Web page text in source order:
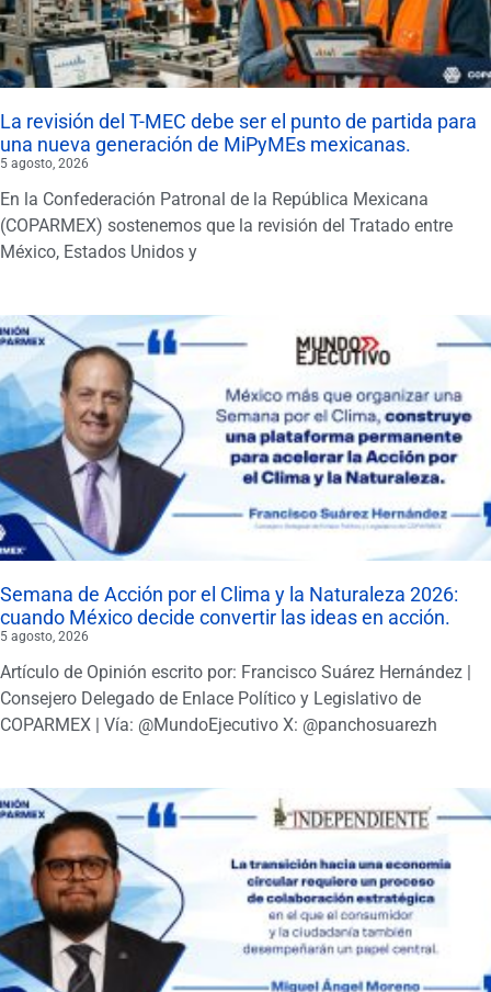
La revisión del T-MEC debe ser el punto de partida para
una nueva generación de MiPyMEs mexicanas.
5 agosto, 2026
En la Confederación Patronal de la República Mexicana
(COPARMEX) sostenemos que la revisión del Tratado entre
México, Estados Unidos y
Semana de Acción por el Clima y la Naturaleza 2026:
cuando México decide convertir las ideas en acción.
5 agosto, 2026
Artículo de Opinión escrito por: Francisco Suárez Hernández |
Consejero Delegado de Enlace Político y Legislativo de
COPARMEX | Vía: @MundoEjecutivo X: @panchosuarezh